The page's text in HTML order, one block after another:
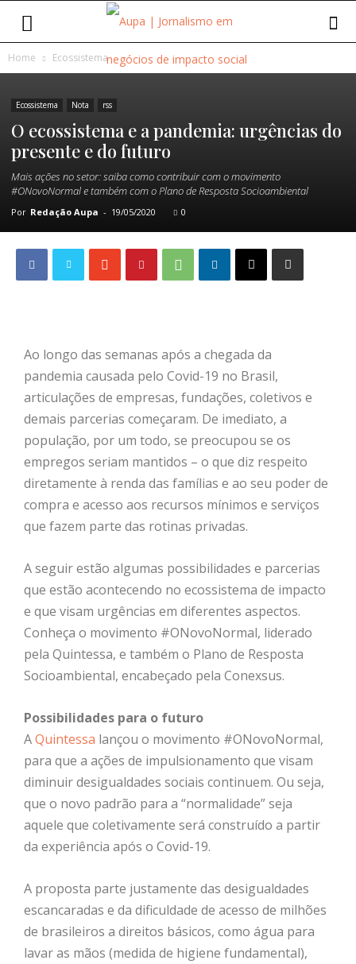
Home Ecossistema
Ecossistema Nota rss
O ecossistema e a pandemia: urgências do
presente e do futuro
Mais ações no setor: saiba como contribuir com o movimento
#ONovoNormal e também com o Plano de Resposta Socioambiental
Por Redação Aupa - 19/05/2020 0
Ao longo das semanas após a chegada da
pandemia causada pelo Covid-19 no Brasil,
articulações de empresas, fundações, coletivos e
demais parcerias começaram. De imediato, a
população, por um todo, se preocupou se os
empregos seriam mantidos – o que diz respeito
diretamente à renda das famílias e ao seu poder de
compra e acesso aos recursos mínimos e serviços
que fazem parte das rotinas privadas.
A seguir estão algumas possibilidades e parcerias
que estão acontecendo no ecossistema de impacto
e que visam urgências em diferentes aspectos.
Conheça o movimento #ONovoNormal, liderado
pela Quintessa, e também o Plano de Resposta
Socioambiental, encabeçado pela Conexsus.
Possibilidades para o futuro
AQuintessa lançou o movimento #ONovoNormal,
para que a ações de impulsionamento que visam
diminuir desigualdades sociais continuem. Ou seja,
que o novo padrão para a “normalidade” seja
aquele que coletivamente será construído a partir
da experiência após o Covid-19.
A proposta parte justamente das desigualdades
escancaradas e da dificuldade de acesso de milhões
de brasileiros a direitos básicos, como água para
lavar as mãos (medida de higiene fundamental),